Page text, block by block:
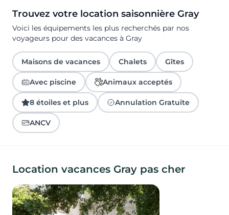
Trouvez votre location saisonnière Gray
Voici les équipements les plus recherchés par nos
voyageurs pour des vacances à Gray
Maisons de vacances Chalets Gîtes
Avec piscine Animaux acceptés
8 étoiles et plus Annulation Gratuite
ANCV
Location vacances Gray pas cher